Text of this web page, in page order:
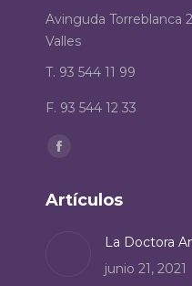
Avinguda Torreblanca
Valles
T. 93 544 11 99
F. 93 544 12 33
Encuéntranos en:
opens
window
Artículos
La Doctora
junio 21, 2021